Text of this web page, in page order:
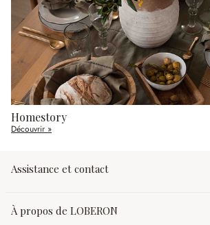
Homestory
Découvrir »
Assistance et contact
À propos de LOBERON